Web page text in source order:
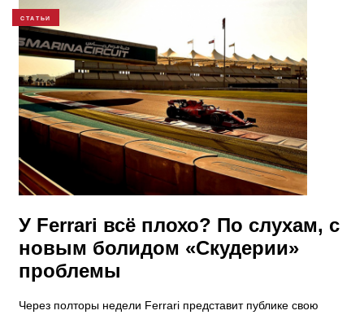
СТАТЬИ
У Ferrari всё плохо? По слухам, с
новым болидом «Скудерии»
проблемы
Через полторы недели Ferrari представит публике свою